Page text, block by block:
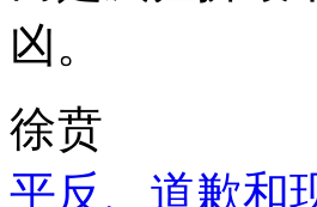
凶。
徐贲
平反、道歉和